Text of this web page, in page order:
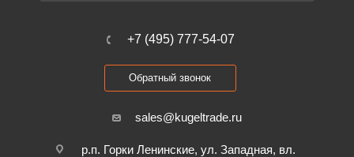
+7 (495) 777-54-07
Обратный звонок
sales@kugeltrade.ru
р.п. Горки Ленинские, ул. Западная, вл.